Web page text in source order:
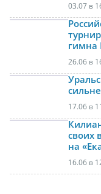
03.07 в
гимна
26.06 в
17.06 в
своих
на
16.06 в